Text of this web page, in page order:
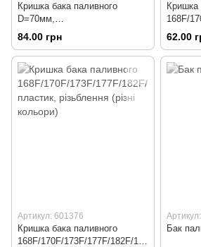
Кришка бака паливного
D=70мм,
168F/170F/173F/177F/182F/188
F/190F, метал, Тип №1
84.00 грн
Кришка
168F/
F/190F,
62.00
Артикул: 601376
Кришка бака паливного
168F/170F/173F/177F/182F/188
Бак